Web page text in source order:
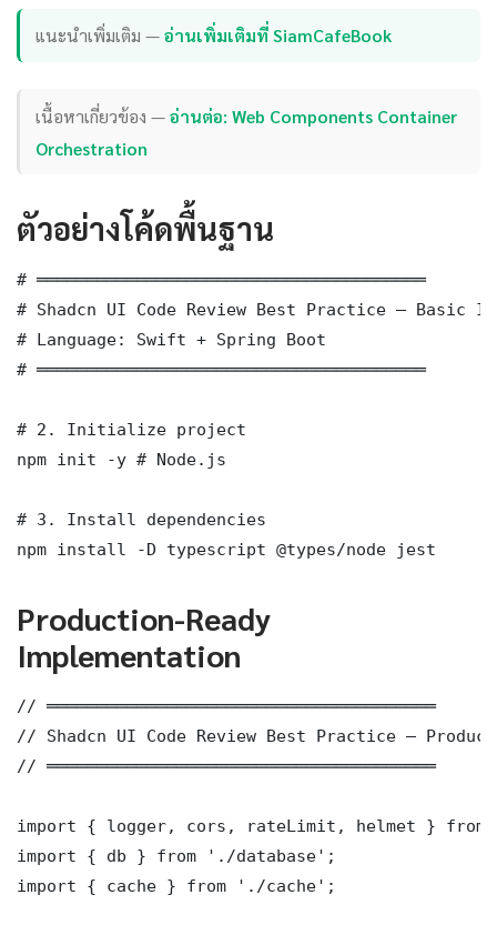
แนะนำเพิ่มเติม —อ่านเพิ่มเติมที่ SiamCafeBook
เนื้อหาเกี่ยวข้อง —อ่านต่อ: Web Components Container
Orchestration
ตัวอย่างโค้ดพื้นฐาน
# ═══════════════════════════════════════
# Shadcn UI Code Review Best Practice — Basic
# Language: Swift + Spring Boot
# ═══════════════════════════════════════
# 2. Initialize project
npm init -y # Node.js
# 3. Install dependencies
npm install -D typescript @types/node jest
Production-Ready
Implementation
// ═══════════════════════════════════════
// Shadcn UI Code Review Best Practice —
// ═══════════════════════════════════════
import { logger, cors, rateLimit, helmet } from
import { db } from './database';
import { cache } from './cache';